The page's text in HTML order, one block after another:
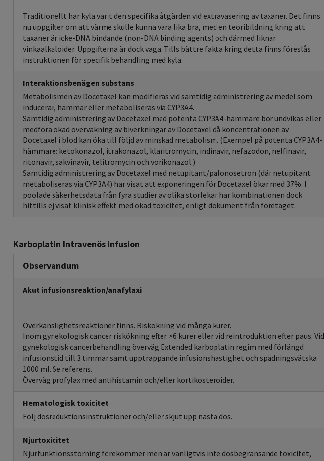
Traditionellt har kyla varit den specifika åtgärden vid extravasering av taxaner. Det finns
nu uppgifter om att värme skulle kunna vara lika bra, med en teoribildning kring att
taxaner är icke-DNA bindande (non-DNA binding agents) och därmed liknar
vinkaalkaloider. Uppgifterna är dock vaga. Tills bättre fakta kring detta finns föreslås
instruktionen för specifik behandling med kyla.
Interaktionsbenägen substans
Metabolismen av Docetaxel kan modifieras vid samtidig administrering av medel som
inducerar, hämmar eller metaboliseras via CYP3A4.
Samtidig administrering av Docetaxel med potenta CYP3A4-hämmare bör undvikas eller
medföra ökad övervakning av biverkningar av Docetaxel då koncentrationen av
Docetaxel i blod kan öka till följd av minskad metabolism. (Exempel på potenta CYP3A4-
hämmare: ketokonazol, itrakonazol, klaritromycin, indinavir, nefazodon, nelfinavir,
ritonavir, sakvinavir, telitromycin och vorikonazol.)
Samtidig administrering av Docetaxel med netupitant/palonosetron (där netupitant
metaboliseras via CYP3A4) har visat att exponeringen för Docetaxel ökar med 37%. I
poolade säkerhetsdata från fyra studier av olika storlekar har kombinationen dock
hittills ej visat klinisk effekt med ökad toxicitet, enligt dokument från företaget.
Karboplatin Intravenös infusion
Observandum
Akut infusionsreaktion/anafylaxi
Överkänslighetsreaktioner finns. Riskökning vid många kurer.
Inom gynekologisk cancer riskökning efter >6 kurer eller vid reintroduktion efter paus. Vid
gynekologisk cancerbehandling överväg Extended karboplatin regim med förlängd
infusionstid till 3 timmar samt upptrappande infusionshastighet och spädningsvätska
1000 ml. Se referens.
Överväg profylax med antihistamin och/eller kortikosteroider.
Hematologisk toxicitet
Följ dosreduktionsinstruktioner och/eller skjut upp nästa dos.
Njurtoxicitet
Njurfunktionsstörning förekommer men är vanligtvis inte dosbegränsande toxicitet,